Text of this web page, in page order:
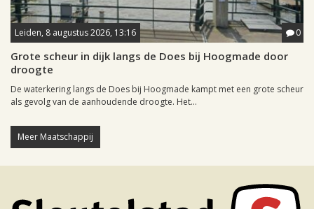
Leiden, 8 augustus 2026, 13:16 0
Grote scheur in dijk langs de Does bij Hoogmade door
droogte
De waterkering langs de Does bij Hoogmade kampt met een grote scheur
als gevolg van de aanhoudende droogte. Het...
Meer Maatschappij